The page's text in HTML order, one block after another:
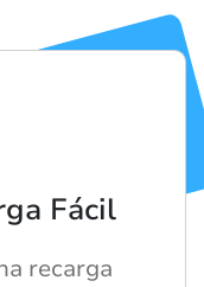
Fácil
recarga